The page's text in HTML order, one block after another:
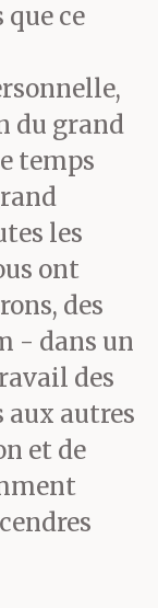
de
te
que ce
du grand
temps
les
ont
des
- dans un
des
aux autres
et de